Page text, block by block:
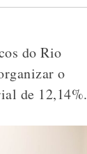
do Rio
o
de 12,14%.